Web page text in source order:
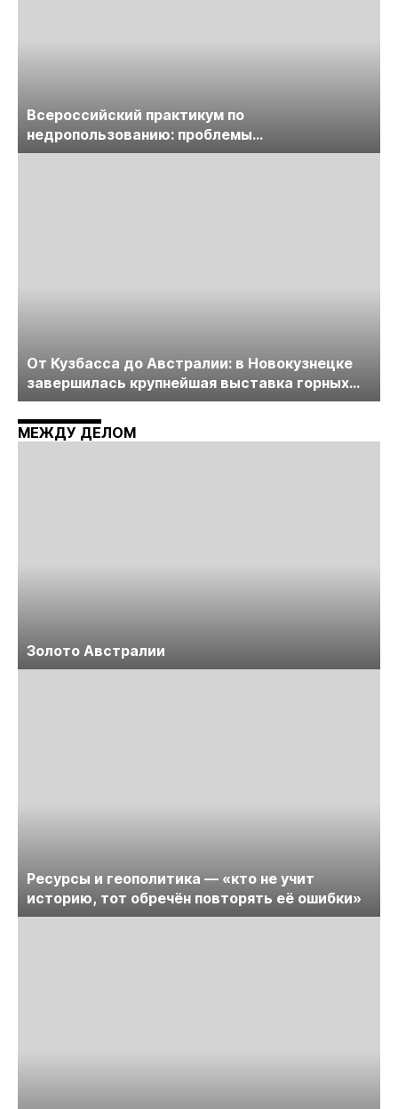
Всероссийский практикум по
недропользованию: проблемы
лицензирования, цифровизации, экспертизы
От Кузбасса до Австралии: в Новокузнецке
завершилась крупнейшая выставка горных
технологий «Недра России. Уголь России и
Майнинг»
МЕЖДУ ДЕЛОМ
Золото Австралии
Ресурсы и геополитика — «кто не учит
историю, тот обречён повторять её ошибки»